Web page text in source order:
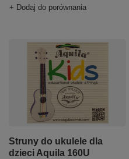
+ Dodaj do porównania
Struny do ukulele dla
dzieci Aquila 160U